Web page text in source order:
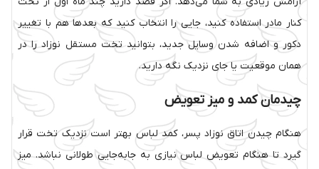
کنار مادر استفاده کنید، جایی را انتخاب کنید که بعدها هم با تغییر
دکور و اضافه شدن وسایل جدید، بتوانید تخت مستقل نوزاد را در
همان موقعیت یا جای نزدیک نگه دارید.
چیدمان کمد و میز تعویض
هنگام چیدن اتاق نوزاد پسر، کمد لباس بهتر است نزدیک تخت قرار
گیرد تا هنگام تعویض لباس نیازی به جابه‌جایی طولانی نباشد. میز